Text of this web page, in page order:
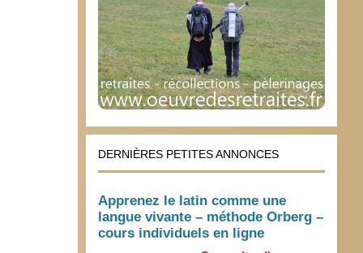
DERNIÈRES PETITES ANNONCES
Apprenez le latin comme une
langue vivante – méthode Orberg –
cours individuels en ligne